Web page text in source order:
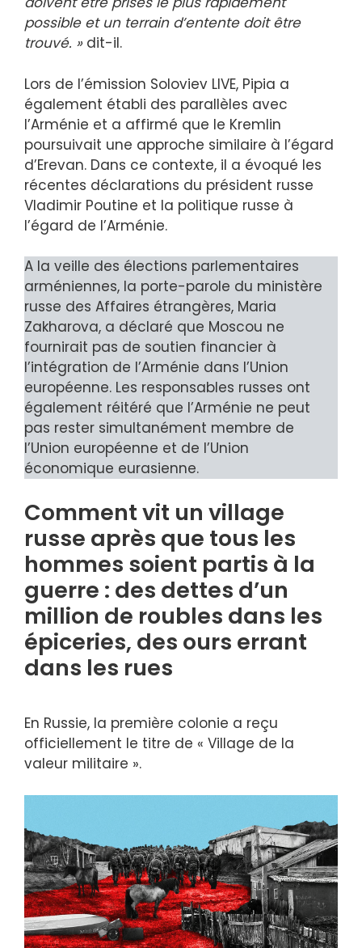
possible et un terrain d’entente doit être
trouvé. »dit-il.
Lors de l’émission Soloviev LIVE, Pipia a
également établi des parallèles avec
l’Arménie et a affirmé que le Kremlin
poursuivait une approche similaire à l’égard
d’Erevan. Dans ce contexte, il a évoqué les
récentes déclarations du président russe
Vladimir Poutine et la politique russe à
l’égard de l’Arménie.
A la veille des élections parlementaires
arméniennes, la porte-parole du ministère
russe des Affaires étrangères, Maria
Zakharova, a déclaré que Moscou ne
fournirait pas de soutien financier à
l’intégration de l’Arménie dans l’Union
européenne. Les responsables russes ont
également réitéré que l’Arménie ne peut
pas rester simultanément membre de
l’Union européenne et de l’Union
économique eurasienne.
Comment vit un village
russe après que tous les
hommes soient partis à la
guerre : des dettes d’un
million de roubles dans les
épiceries, des ours errant
dans les rues
En Russie, la première colonie a reçu
officiellement le titre de « Village de la
valeur militaire ».